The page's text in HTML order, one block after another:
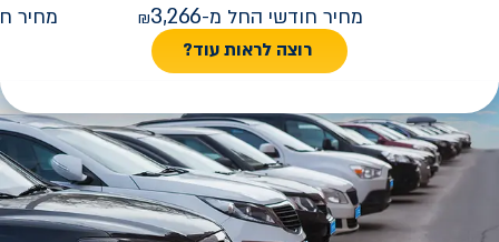
מחיר חודשי החל מ-3,266 מחיר
רוצה לראות עוד?